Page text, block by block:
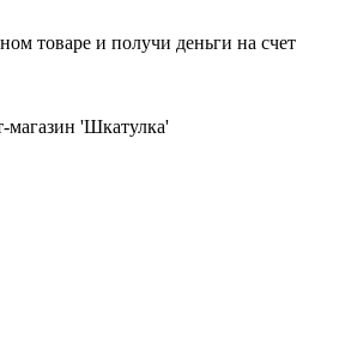
товаре и получи деньги на счет